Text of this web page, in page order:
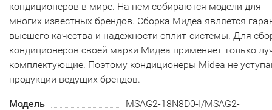
кондиционеров в мире. На нем собираются модели для
многих известных брендов. Сборка Мидеа является
высшего качества и надежности сплит-системы. Для
кондиционеров своей марки Мидеа применяет только
комплектующие. Поэтому кондиционеры Midea не
продукции ведущих брендов.
Модель
MSAG2-18N8D0-I/MSAG2-